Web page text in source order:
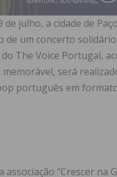
de julho, a cidade de
de um concerto
The Voice Portugal,
será
português em
associação “Crescer na